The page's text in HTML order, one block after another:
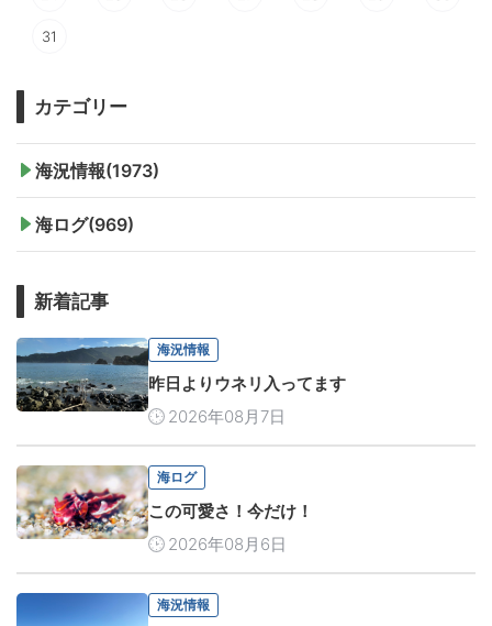
31
カテゴリー
海況情報(1973)
海ログ(969)
新着記事
海況情報
昨日よりウネリ入ってます
2026年08月7日
海ログ
この可愛さ！今だけ！
2026年08月6日
海況情報